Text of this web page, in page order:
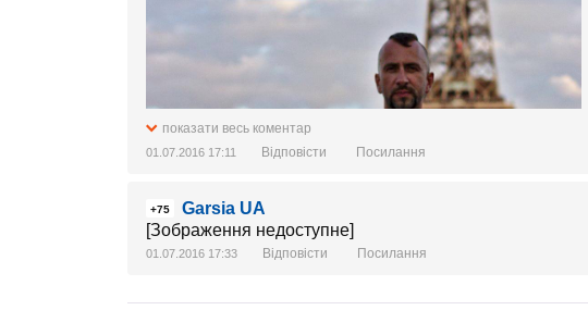
показати весь коментар
01.07.2016 17:11 Відповісти Посилання
+75
Garsia UA
[Зображення недоступне]
01.07.2016 17:33 Відповісти Посилання